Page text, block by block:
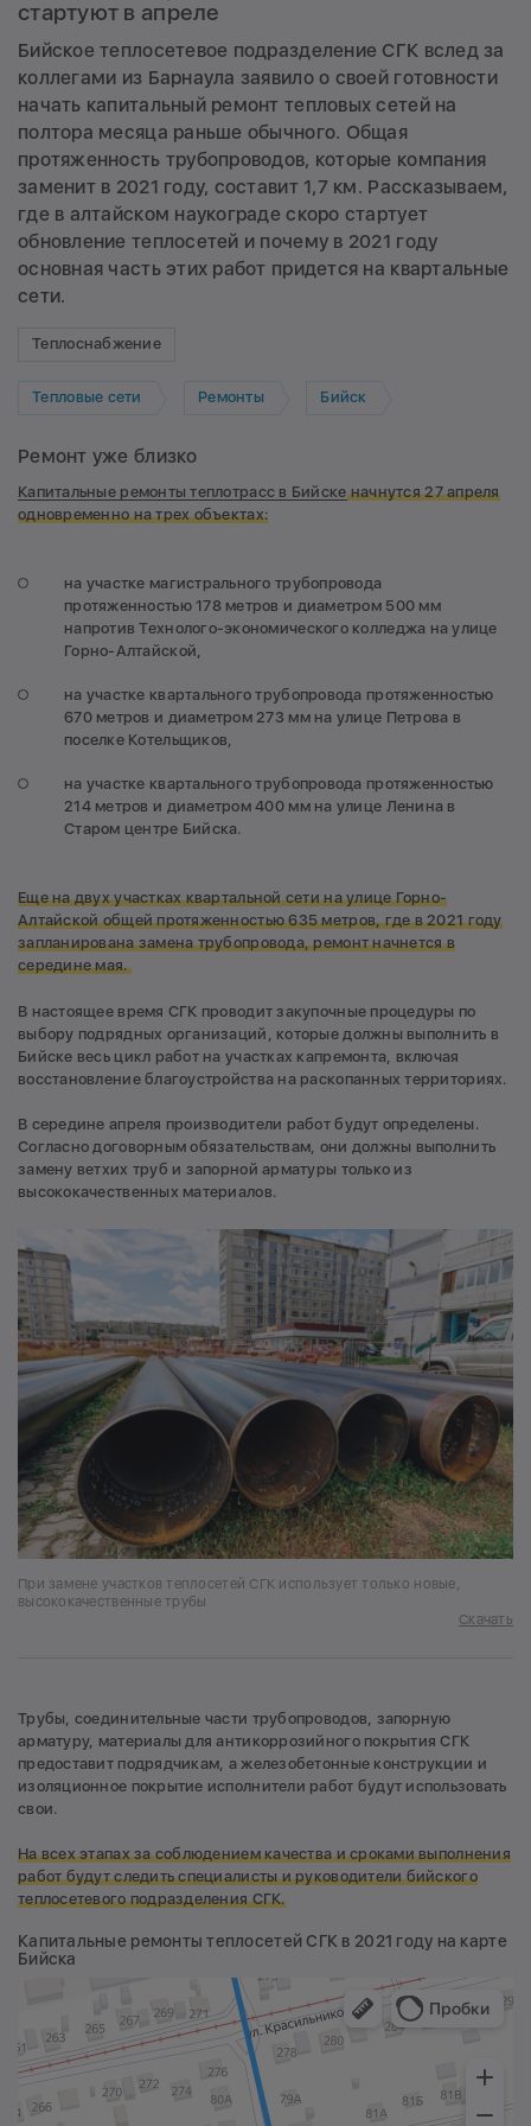
стартуют в апреле
Бийское теплосетевое подразделение СГК вслед за
коллегами из Барнаула заявило о своей готовности
начать капитальный ремонт тепловых сетей на
полтора месяца раньше обычного. Общая
протяженность трубопроводов, которые компания
заменит в 2021 году, составит 1,7 км. Рассказываем,
где в алтайском наукограде скоро стартует
обновление теплосетей и почему в 2021 году
основная часть этих работ придется на квартальные
сети.
Теплоснабжение
Тепловые сети Ремонты Бийск
Ремонт уже близко
Капитальные ремонты теплотрасс в Бийскеначнутся 27 апреля
одновременно на трех объектах:
на участке магистрального трубопровода
протяженностью 178 метров и диаметром 500 мм
напротив Технолого-экономического колледжа на улице
Горно-Алтайской,
на участке квартального трубопровода протяженностью
670 метров и диаметром 273 мм на улице Петрова в
поселке Котельщиков,
на участке квартального трубопровода протяженностью
214 метров и диаметром 400 мм на улице Ленина в
Старом центре Бийска.
Еще на двух участках квартальной сети на улице Горно-
Алтайской общей протяженностью 635 метров, где в 2021 году
запланирована замена трубопровода, ремонт начнется в
середине мая.
В настоящее время СГК проводит закупочные процедуры по
выбору подрядных организаций, которые должны выполнить в
Бийске весь цикл работ на участках капремонта, включая
восстановление благоустройства на раскопанных территориях.
В середине апреля производители работ будут определены.
Согласно договорным обязательствам, они должны выполнить
замену ветхих труб и запорной арматуры только из
высококачественных материалов.
При замене участков теплосетей СГК использует только новые,
высококачественные трубы
Скачать
Трубы, соединительные части трубопроводов, запорную
арматуру, материалы для антикоррозийного покрытия СГК
предоставит подрядчикам, а железобетонные конструкции и
изоляционное покрытие исполнители работ будут использовать
свои.
На всех этапах за соблюдением качества и сроками выполнения
работ будут следить специалисты и руководители бийского
теплосетевого подразделения СГК.
Капитальные ремонты теплосетей СГК в 2021 году на карте
Бийска